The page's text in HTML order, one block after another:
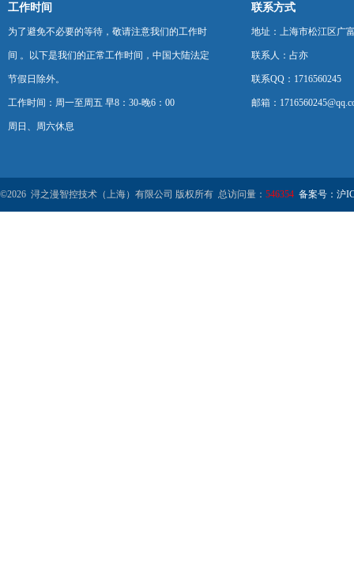
工作时间
为了避免不必要的等待，敬请注意我们的工作时
间 。以下是我们的正常工作时间，中国大陆法定
节假日除外。
工作时间：周一至周五 早8：30-晚6：00
周日、周六休息
联系方式
地址：上海市松江区广
联系人：占亦
联系QQ：1716560245
邮箱：
©2026 浔之漫智控技术（上海）有限公司 版权所有 总访问量： 546354 备案号：沪